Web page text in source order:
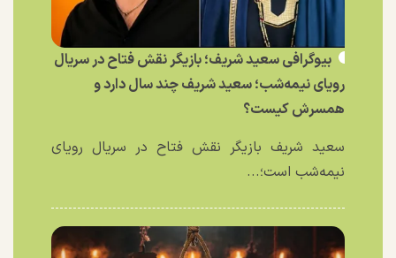
بیوگرافی سعید شریف؛ بازیگر نقش فتاح در سریال
رویای نیمه‌شب؛ سعید شریف چند سال دارد و
همسرش کیست؟
سعید شریف بازیگر نقش فتاح در سریال رویای
نیمه‌شب است؛...